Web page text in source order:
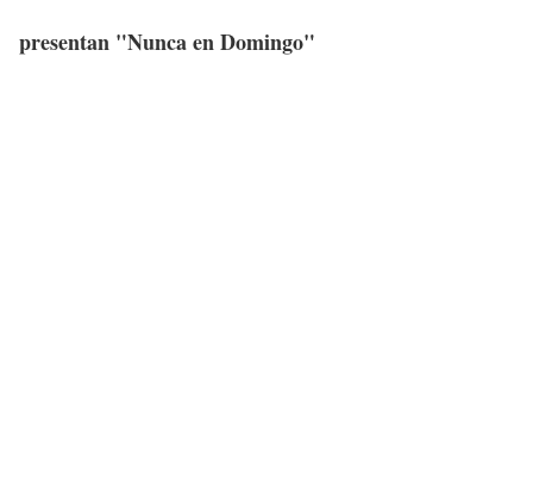
presentan "Nunca en Domingo"